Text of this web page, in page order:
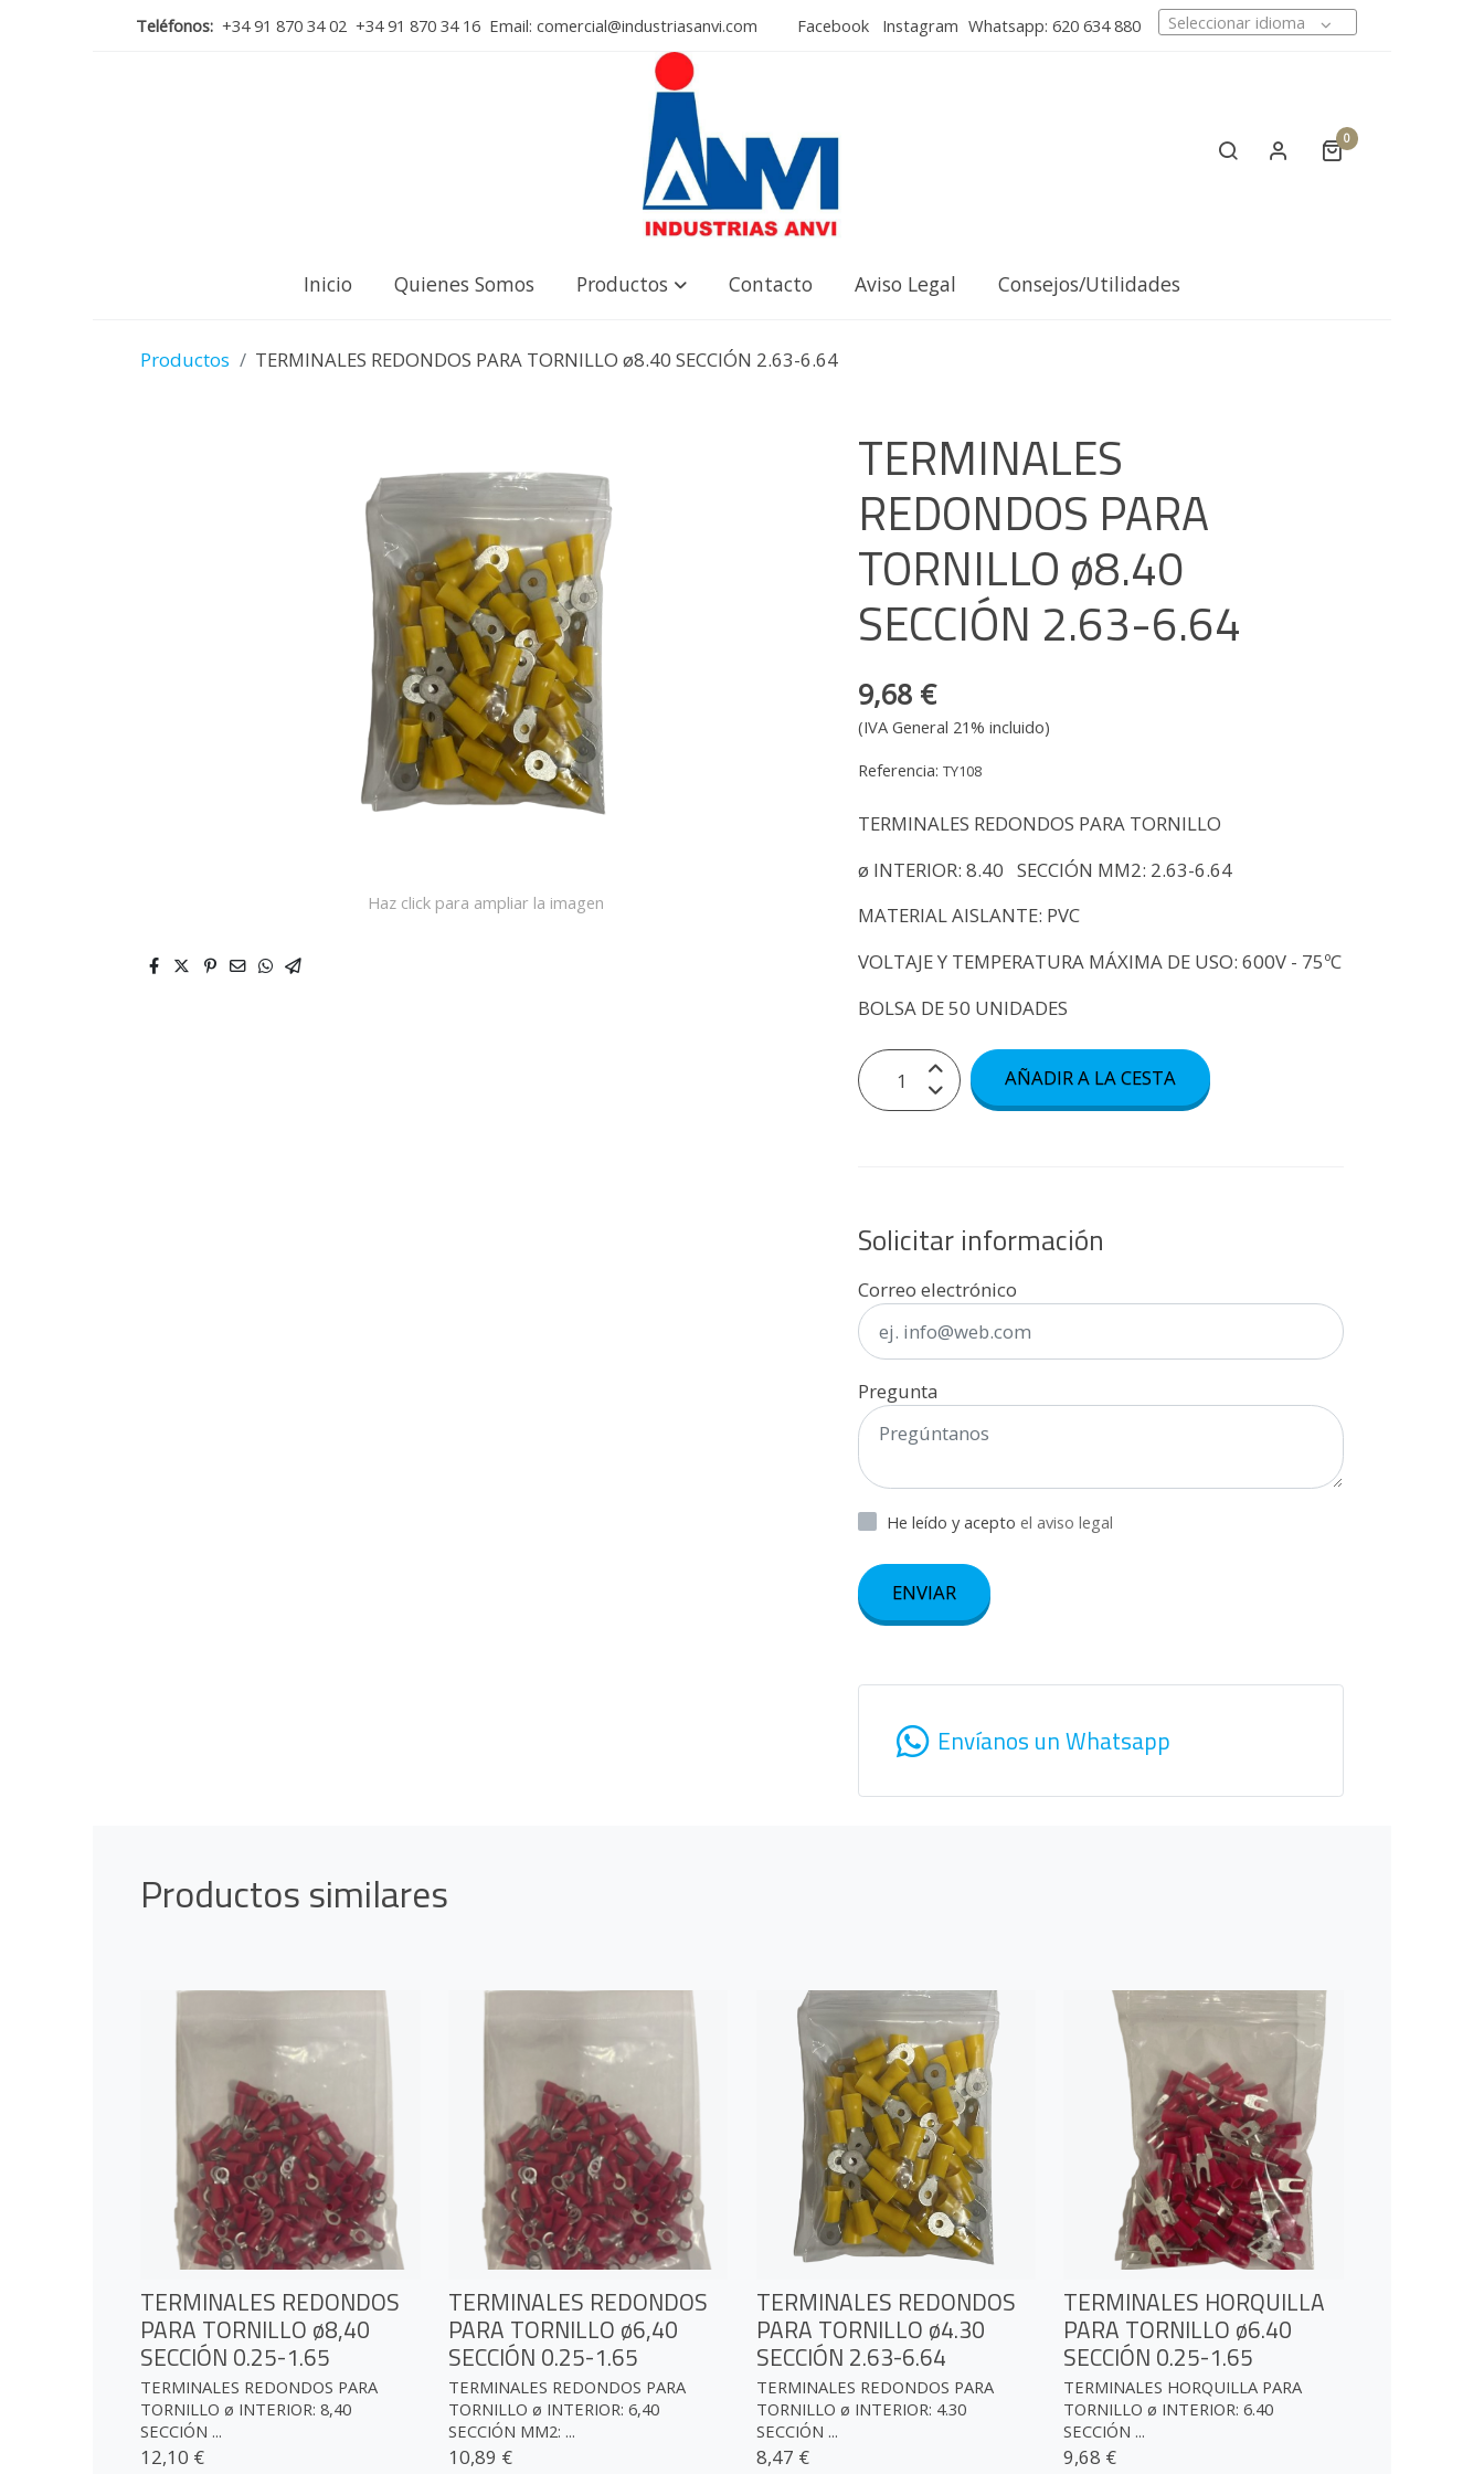
Teléfonos: +34 91 870 34 02 +34 91 870 34 16 Email: comercial@industriasanvi.com Facebook Instagram Whatsapp: 620 634 880 Seleccionar idioma
0
Inicio Quienes Somos Productos Contacto Aviso Legal Consejos/Utilidades
Productos TERMINALES REDONDOS PARA TORNILLO ø8.40 SECCIÓN 2.63-6.64
Haz click para ampliar la imagen
TERMINALES
REDONDOS PARA
TORNILLO ø8.40
SECCIÓN 2.63-6.64
9,68 €
(IVA General 21% incluido)
Referencia:TY108
TERMINALES REDONDOS PARA TORNILLO
ø INTERIOR: 8.40 SECCIÓN MM2: 2.63-6.64
MATERIAL AISLANTE: PVC
VOLTAJE Y TEMPERATURA MÁXIMA DE USO: 600V - 75ºC
BOLSA DE 50 UNIDADES
AÑADIR A LA CESTA
Solicitar información
Correo electrónico
Pregunta
He leído y acepto el aviso legal
ENVIAR
Envíanos un Whatsapp
Productos similares
TERMINALES REDONDOS
PARA TORNILLO ø8,40
SECCIÓN 0.25-1.65
TERMINALES REDONDOS PARA
TORNILLO ø INTERIOR: 8,40
SECCIÓN ...
12,10 €
TERMINALES REDONDOS
PARA TORNILLO ø6,40
SECCIÓN 0.25-1.65
TERMINALES REDONDOS PARA
TORNILLO ø INTERIOR: 6,40
SECCIÓN MM2: ...
10,89 €
TERMINALES REDONDOS
PARA TORNILLO ø4.30
SECCIÓN 2.63-6.64
TERMINALES REDONDOS PARA
TORNILLO ø INTERIOR: 4.30
SECCIÓN ...
8,47 €
TERMINALES HORQUILLA
PARA TORNILLO ø6.40
SECCIÓN 0.25-1.65
TERMINALES HORQUILLA PARA
TORNILLO ø INTERIOR: 6.40
SECCIÓN ...
9,68 €